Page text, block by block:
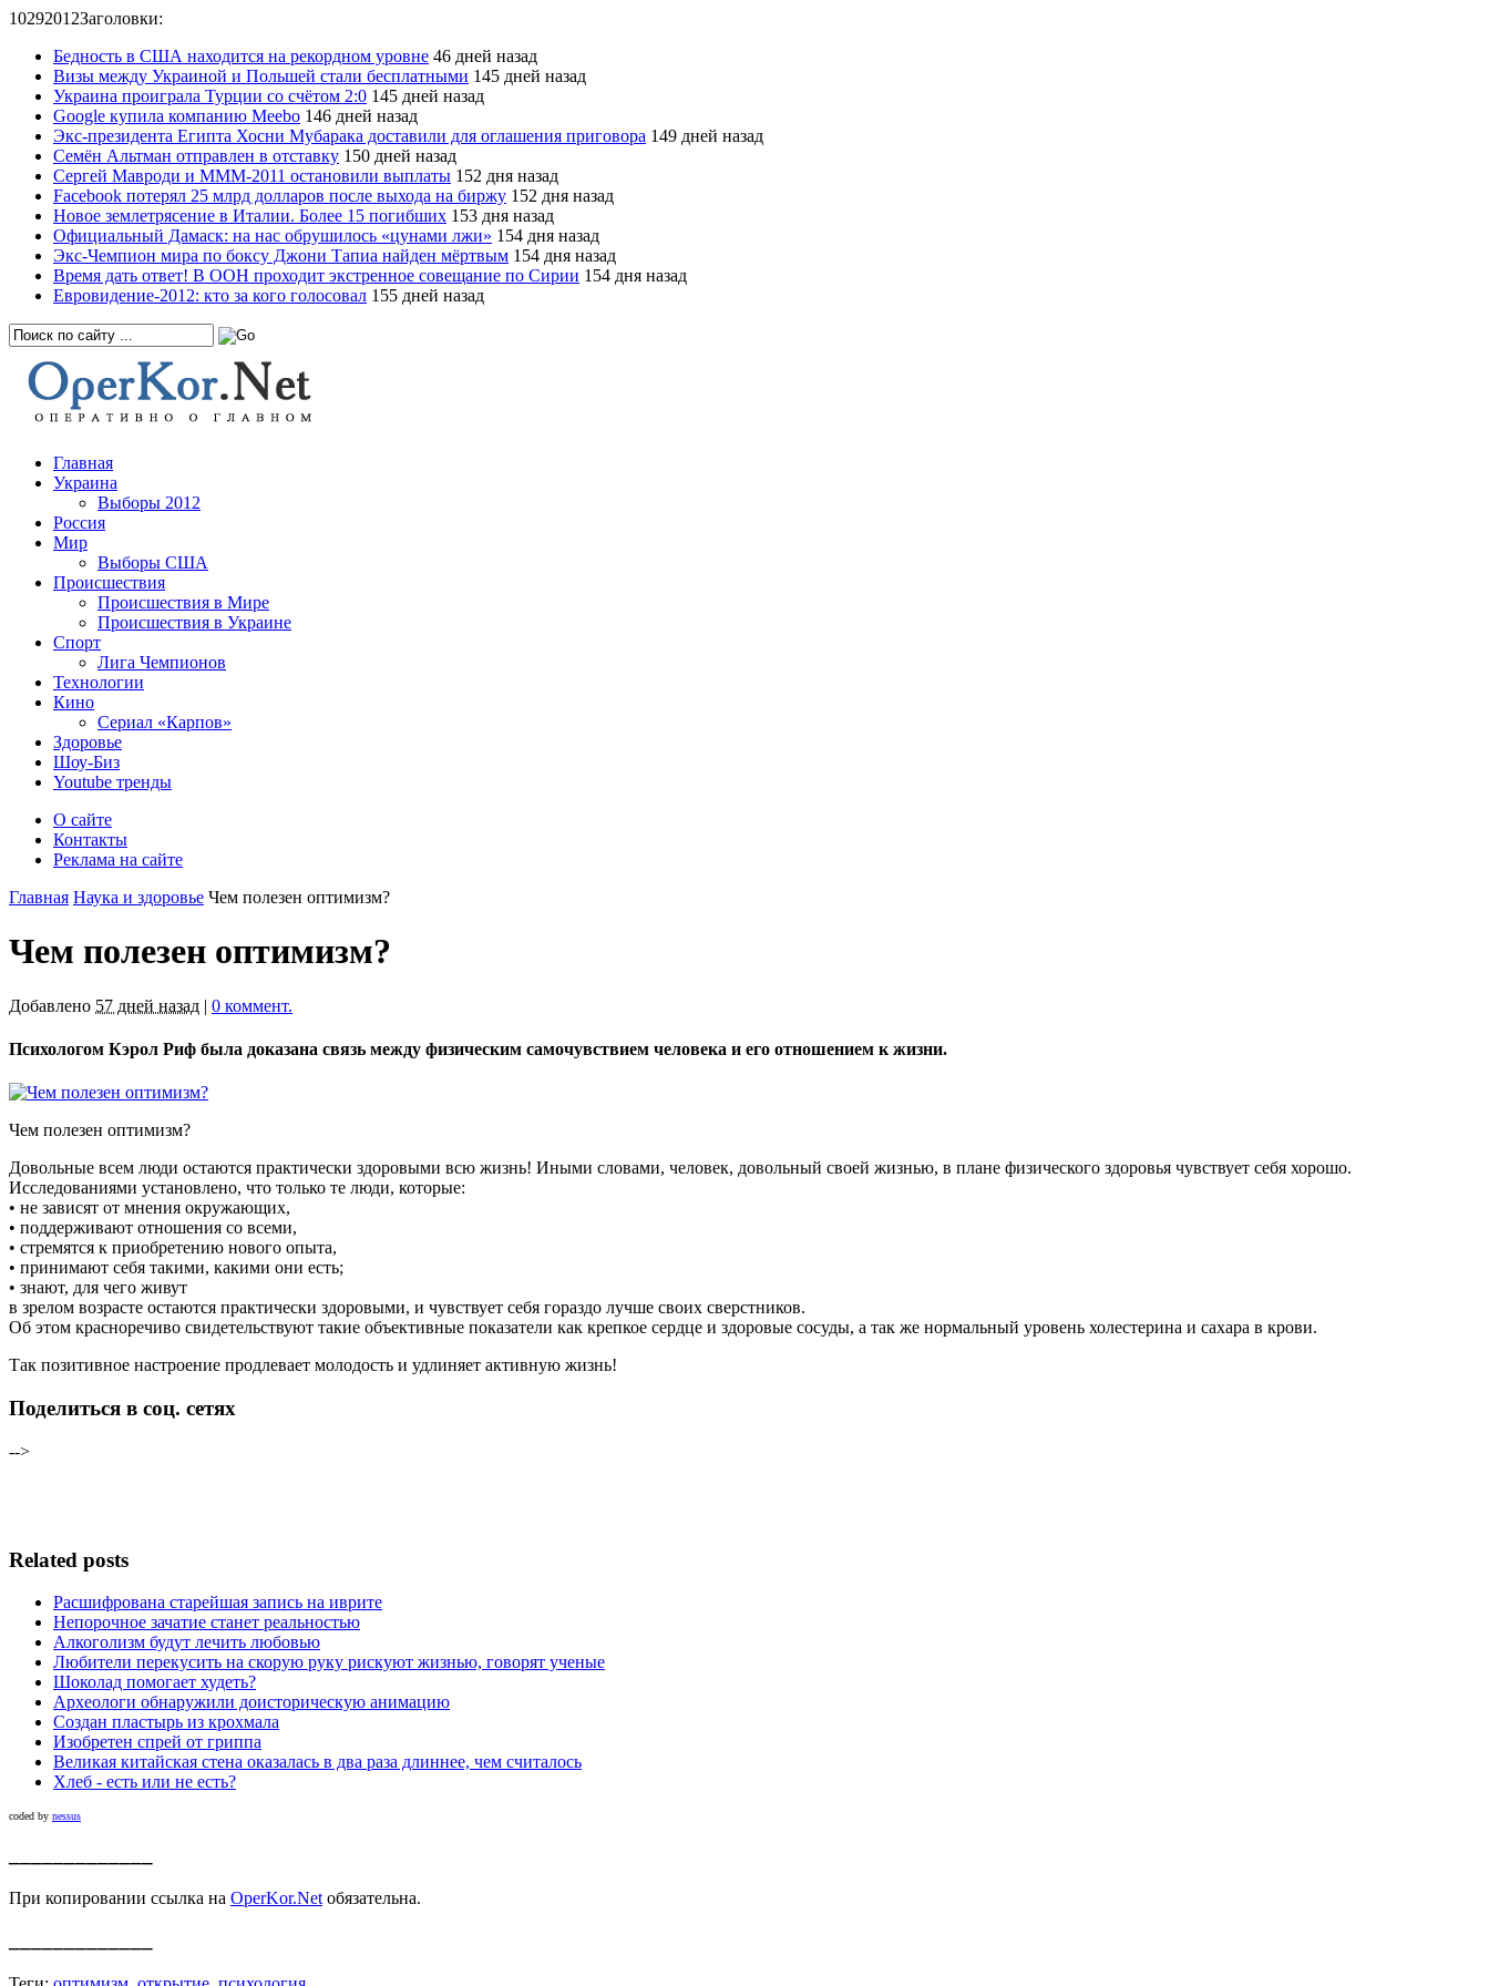
10292012Заголовки:
Бедность в США находится на рекордном уровне 46 дней назад
Визы между Украиной и Польшей стали бесплатными 145 дней назад
Украина проиграла Турции со счётом 2:0 145 дней назад
Google купила компанию Meebo 146 дней назад
Экс-президента Египта Хосни Мубарака доставили для оглашения приговора 149 дней назад
Семён Альтман отправлен в отставку 150 дней назад
Сергей Мавроди и МММ-2011 остановили выплаты 152 дня назад
Facebook потерял 25 млрд долларов после выхода на биржу 152 дня назад
Новое землетрясение в Италии. Более 15 погибших 153 дня назад
Официальный Дамаск: на нас обрушилось «цунами лжи» 154 дня назад
Экс-Чемпион мира по боксу Джони Тапиа найден мёртвым 154 дня назад
Время дать ответ! В ООН проходит экстренное совещание по Сирии 154 дня назад
Евровидение-2012: кто за кого голосовал 155 дней назад
Главная
Украина
Выборы 2012
Россия
Мир
Выборы США
Происшествия
Происшествия в Мире
Происшествия в Украине
Спорт
Лига Чемпионов
Технологии
Кино
Сериал «Карпов»
Здоровье
Шоу-Биз
Youtube тренды
О сайте
Контакты
Реклама на сайте
Главная Наука и здоровье Чем полезен оптимизм?
Чем полезен оптимизм?
Добавлено 57 дней назад | 0 коммент.
Психологом Кэрол Риф была доказана связь между физическим самочувствием человека и его отношением к жизни.
Чем полезен оптимизм?
Довольные всем люди остаются практически здоровыми всю жизнь! Иными словами, человек, довольный своей жизнью, в плане физического здоровья чувствует себя хорошо.
Исследованиями установлено, что только те люди, которые:
• не зависят от мнения окружающих,
• поддерживают отношения со всеми,
• стремятся к приобретению нового опыта,
• принимают себя такими, какими они есть;
• знают, для чего живут
в зрелом возрасте остаются практически здоровыми, и чувствует себя гораздо лучше своих сверстников.
Об этом красноречиво свидетельствуют такие объективные показатели как крепкое сердце и здоровые сосуды, а так же нормальный уровень холестерина и сахара в крови.
Так позитивное настроение продлевает молодость и удлиняет активную жизнь!
Поделиться в соц. сетях
-->
Related posts
Расшифрована старейшая запись на иврите
Непорочное зачатие станет реальностью
Алкоголизм будут лечить любовью
Любители перекусить на скорую руку рискуют жизнью, говорят ученые
Шоколад помогает худеть?
Археологи обнаружили доисторическую анимацию
Создан пластырь из крохмала
Изобретен спрей от гриппа
Великая китайская стена оказалась в два раза длиннее, чем считалось
Хлеб - есть или не есть?
coded by nessus
При копировании ссылка на OperKor.Net обязательна.